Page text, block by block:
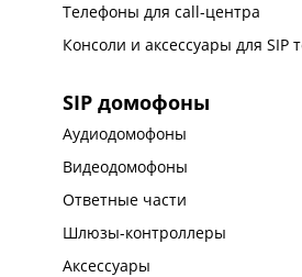
Телефоны для call-центра
Консоли и аксессуары для SIP
SIP домофоны
Аудиодомофоны
Видеодомофоны
Ответные части
Шлюзы-контроллеры
Аксессуары